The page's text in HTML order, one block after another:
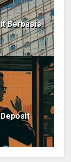
Berbasis